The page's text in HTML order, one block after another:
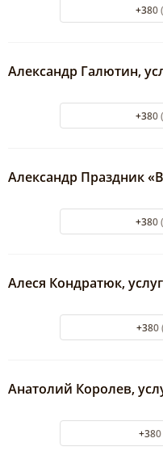
+380
Александр Галютин,
+380
Александр Праздник
+380
Алеся Кондратюк,
+380
Анатолий Королев,
+380